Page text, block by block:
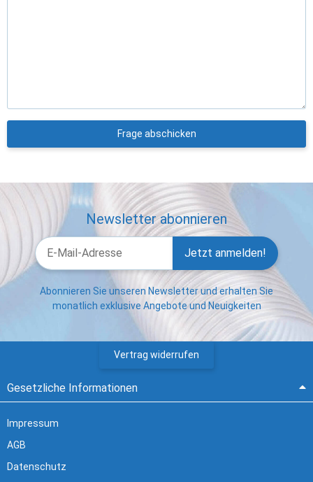
Frage abschicken
Newsletter abonnieren
Jetzt anmelden!
Abonnieren Sie unseren Newsletter und erhalten Sie
monatlich exklusive Angebote und Neuigkeiten
Vertrag widerrufen
Gesetzliche Informationen
Impressum
AGB
Datenschutz